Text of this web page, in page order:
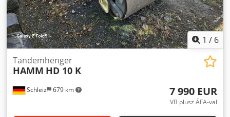
1 / 6
Schleiz 679 km
Tandemhenger
HAMM HD 10 K
7 990 EUR
VB plusz ÁFA-val